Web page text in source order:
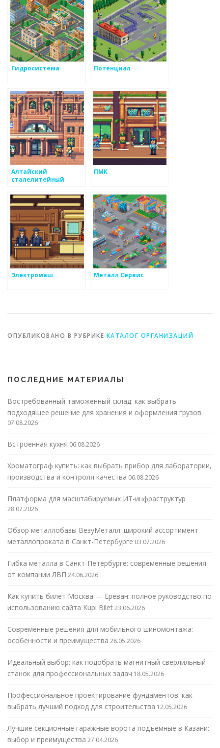
Гидросистема Потенциал
Алтайский
сталелитейный
ПМК
Электромаш Металл Сервис
ОПУБЛИКОВАНО В РУБРИКЕ КАТАЛОГ ОРГАНИЗАЦИЙ
ПОСЛЕДНИЕ МАТЕРИАЛЫ
Востребованный таможенный склад: как выбрать
подходящее решение для хранения и оформления грузов
07.08.2026
Встроенная кухня 06.08.2026
Хроматограф купить: как выбрать прибор для лаборатории,
производства и контроля качества 06.08.2026
Платформа для масштабируемых ИТ-инфраструктур
28.07.2026
Обзор металлобазы ВезуМеталл: широкий ассортимент
металлопроката в Санкт-Петербурге 03.07.2026
Гибка металла в Санкт-Петербурге: современные решения
от компании ЛВП 24.06.2026
Как купить билет Москва — Ереван: полное руководство по
использованию сайта Kupi Bilet23.06.2026
Современные решения для мобильного шиномонтажа:
особенности и преимущества 28.05.2026
Идеальный выбор: как подобрать магнитный сверлильный
станок для профессиональных задач 18.05.2026
Профессиональное проектирование фундаментов: как
выбрать лучший подход для строительства 12.05.2026
Лучшие секционные гаражные ворота подъемные в Казани:
выбор и преимущества 27.04.2026